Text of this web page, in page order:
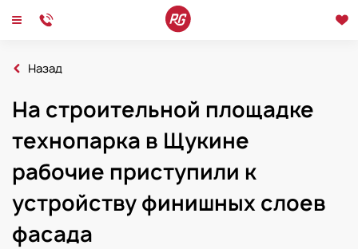
2024
На строительной площадке технопарка в Щукине рабочие приступили к
Новости Интервью Мероприятия
Назад
На строительной площадке
технопарка в Щукине
рабочие приступили к
устройству финишных слоев
фасада